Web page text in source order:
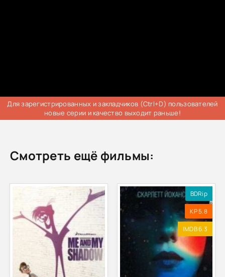
Для зарегистрированных и закладчиков (Ctrl+D) пользователей
новые серии и качество выходит раньше!
Смотреть ещё фильмы:
BDRip
KP 5.8
IMDB 6.3